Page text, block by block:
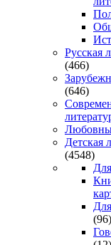
Русская
(466)
(646)
Детская
(4548)
(96)